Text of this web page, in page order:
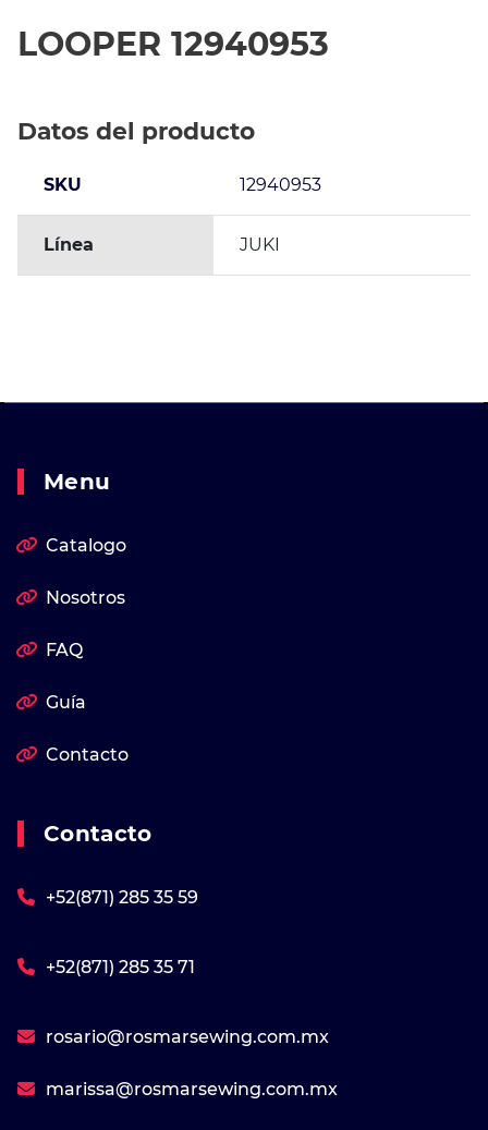
LOOPER 12940953
Datos del producto
SKU 12940953
Línea JUKI
Menu
Catalogo
Nosotros
FAQ
Guía
Contacto
Contacto
+52(871) 285 35 59
+52(871) 285 35 71
rosario@rosmarsewing.com.mx
marissa@rosmarsewing.com.mx